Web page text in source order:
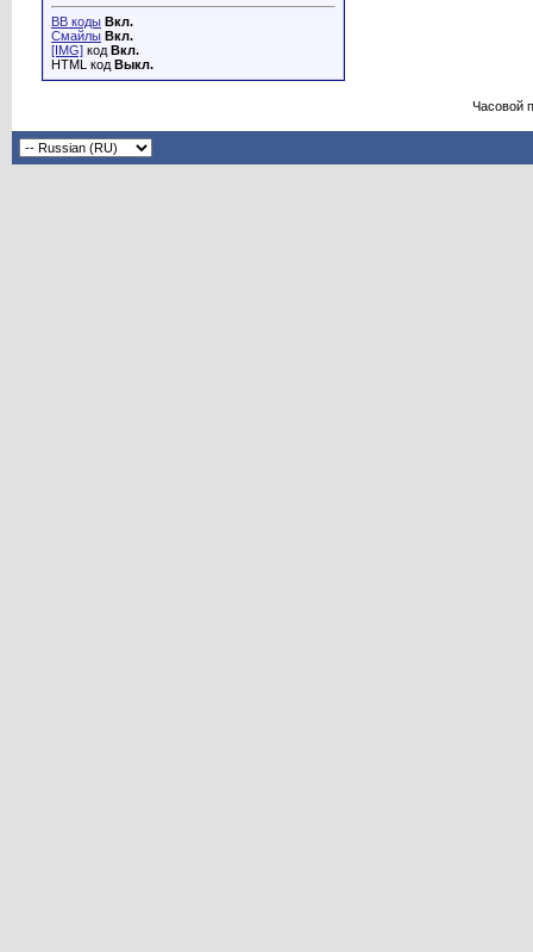
BB коды Вкл.
Смайлы Вкл.
[IMG] код Вкл.
HTML код Выкл.
Часовой